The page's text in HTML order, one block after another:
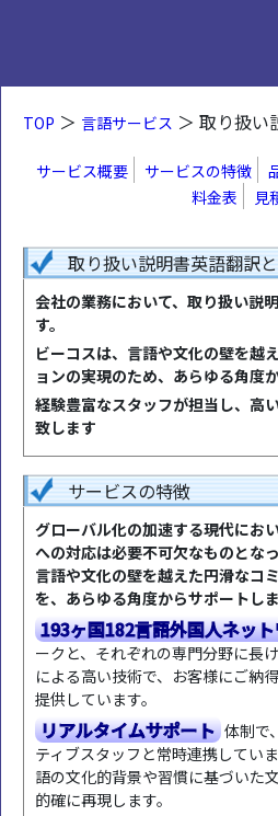
TOP ＞ 言語サービス ＞ 取り扱い
サービス概要 サービスの特徴
料金表
見
取り扱い説明書英語翻訳
会社の業務において、取り扱い説
す。
ビーコスは、言語や文化の壁を越
ョンの実現のため、あらゆる角度
経験豊富なスタッフが担当し、高
致します
サービスの特徴
グローバル化の加速する現代にお
への対応は必要不可欠なものとな
言語や文化の壁を越えた円滑なコ
を、あらゆる角度からサポートしま
193ヶ国182言語外国人ネッ
ークと、それぞれの専門分野に長
による高い技術で、お客様にご納
提供しています。
リアルタイムサポート 体制で
ティブスタッフと常時連携してい
語の文化的背景や習慣に基づいた
的確に再現します。